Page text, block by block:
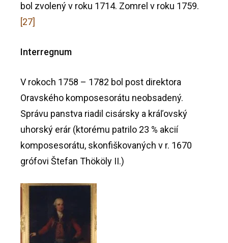
bol zvolený v roku 1714. Zomrel v roku 1759.
[27]
Interregnum
V rokoch 1758 – 1782 bol post direktora
Oravského komposesorátu neobsadený.
Správu panstva riadil cisársky a kráľovský
uhorský erár (ktorému patrilo 23 % akcií
komposesorátu, skonfiškovaných v r. 1670
grófovi Štefan Thököly II.)